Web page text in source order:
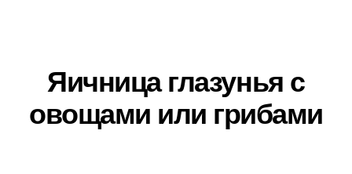
Яичница глазунья с
овощами или грибами